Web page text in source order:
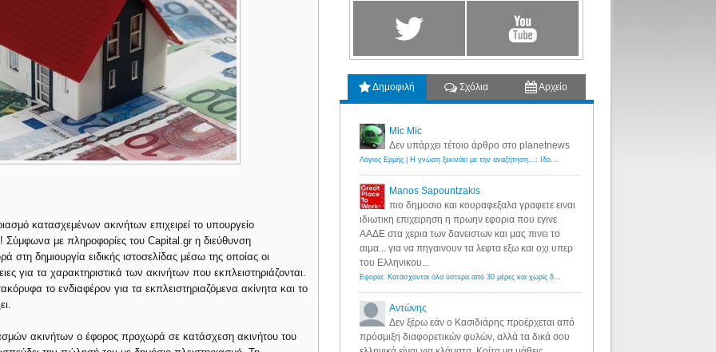
κατασχεμένων ακινήτων επιχειρεί το υπουργείο
Σύμφωνα με πληροφορίες του Capital.gr η διεύθυνση
δημιουργία ειδικής ιστοσελίδας μέσω της οποίας οι
για τα χαρακτηριστικά των ακινήτων που εκπλειστηριάζονται.
το ενδιαφέρον για τα εκπλειστηριαζόμενα ακίνητα και το
ακινήτων ο έφορος προχωρά σε κατάσχεση ακινήτου του
Δημοφιλή Σχόλια Αρχείο
Mic Mic
Δεν υπάρχει τέτοιο άρθρο στο planetnews
Λόγιος Ερμής | Η γνώση ξεκινάει με την αναζήτηση...: Ιδού οι 18 που χρωστούν 11 δις ευρώ!
Manos Sapountzakis
πιο δημοσιο και κουραφεξαλα γραφετε ειναι
ιδιωτικη επιχειρηση η πρωην εφορια που εγινε
ΑΑΔΕ στα χερια των δανειστων και μας πινει το
αιμα... για να πηγαινουν τα λεφτα εξω και οχι υπερ
του Ελληνικου...
Εφορία: Κατάσχονται όλα ύστερα από 30 μέρες και χωρίς δικαστικές αποφάσεις - Λόγιος Ερμής
Αντώνης
Δεν ξέρω εάν ο Κασιδιάρης προέρχεται από
πρόσμιξη διαφορετικών φυλών, αλλά τα δικά σου